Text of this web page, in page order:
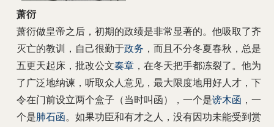
萧衍
萧衍做皇帝之后，初期的政绩是非常显著的。他吸取了齐
灭亡的教训，自己很勤于政务 ，而且不分冬夏春秋，总是
五更天起床，批改公文奏章 ，在冬天把手都冻裂了。他为
了广泛地纳谏，听取众人意见，最大限度地用好人才，下
令在门前设立两个盒子（当时叫函），一个是谤木函 ，一
个是肺石函。如果功臣和有才之人，没有因功未能受到赏